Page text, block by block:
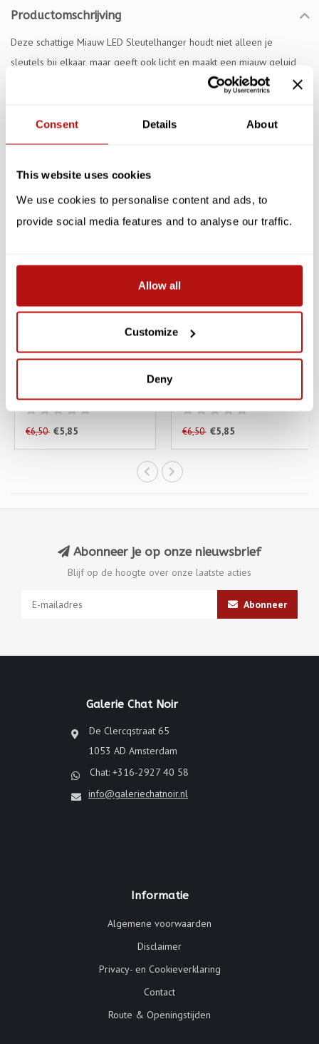
Consent Details About
This website uses cookies
We use cookies to personalise content and ads, to
provide social media features and to analyse our traffic.
Allow all
Customize
Deny
Productomschrijving
Deze schattige Miauw LED Sleutelhanger houdt niet alleen je
sleutels bij elkaar, maar geeft ook licht en maakt een miauw geluid
als het knopje wordt ingedrukt. Super leuk voor iedereen die van
Specificaties
Reviews
Gerelateerde producten
€6,50 €5,85 €6,50 €5,85
Abonneer je op onze nieuwsbrief
Blijf op de hoogte over onze laatste acties
Abonneer
Galerie Chat Noir
De Clercqstraat 65
1053 AD Amsterdam
Chat: +316-2927 40 58
info@galeriechatnoir.nl
Informatie
Algemene voorwaarden
Disclaimer
Privacy- en Cookieverklaring
Contact
Route & Openingstijden